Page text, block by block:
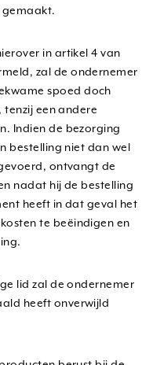
gemaakt.
in artikel 4 van
zal de ondernemer
spoed doch
een andere
Indien de bezorging
bestelling niet dan wel
ontvangt de
nadat hij de bestelling
heeft in dat geval het
te beëindigen en
lid zal de ondernemer
heeft onverwijld